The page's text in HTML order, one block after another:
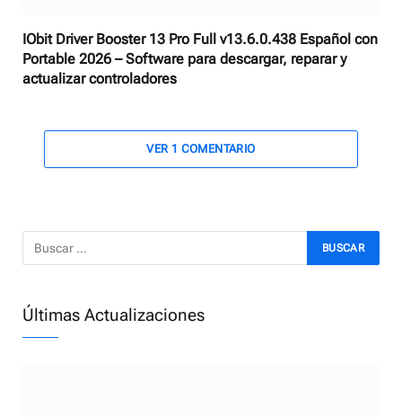
IObit Driver Booster 13 Pro Full v13.6.0.438 Español con
Portable 2026 – Software para descargar, reparar y
actualizar controladores
VER 1 COMENTARIO
Últimas Actualizaciones